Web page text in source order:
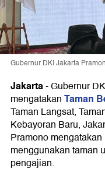
Gubernur DKI Jakarta
Jakarta-Gubernur
mengatakanTaman
Taman Langsat,
Kebayoran Baru,
Pramono
menggunakan taman
pengajian.